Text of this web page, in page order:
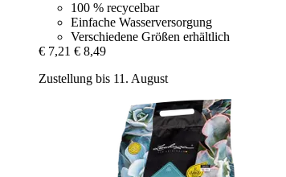
100 % recycelbar
Einfache Wasserversorgung
Verschiedene Größen erhältlich
€ 7,21 € 8,49
Zustellung bis 11. August